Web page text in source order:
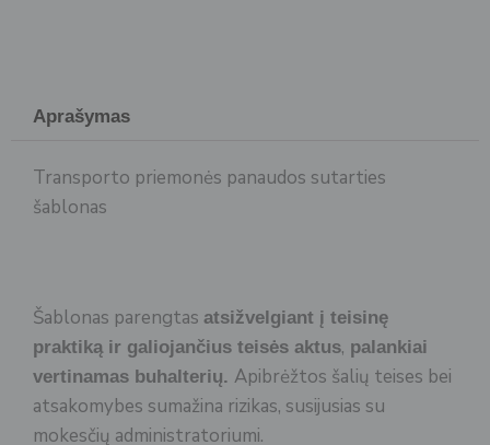
Aprašymas
Transporto priemonės panaudos sutarties
šablonas
Šablonas parengtas atsižvelgiant į teisinę
praktiką ir galiojančius teisės aktus, palankiai
vertinamas buhalterių. Apibrėžtos šalių teises bei
atsakomybes sumažina rizikas, susijusias su
mokesčių administratoriumi.